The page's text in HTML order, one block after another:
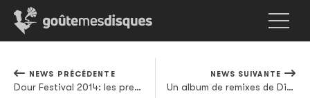
NEWS PRÉCÉDENTE
Dour Festival 2014: les premiers noms
NEWS SUIVANTE
Un album de remixes de Disclosure sous le sapin